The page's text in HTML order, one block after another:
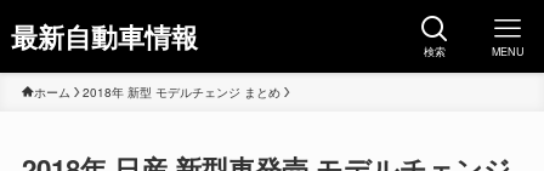
最新自動車情報 検索 MENU
ホーム 2018年 新型 モデルチェンジ まとめ